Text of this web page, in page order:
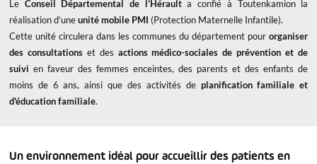
Le Conseil Départemental de l’Héraulta confié à Toutenkamion la
réalisation d’uneunité mobile PMI (Protection Maternelle Infantile).
Cette unité circulera dans les communes du département pourorganiser
des consultationset des actions médico-sociales de prévention et de
suivi en faveur des femmes enceintes, des parents et des enfants de
moins de 6 ans, ainsi que des activités de planification familiale et
d'éducation familiale.
Un environnement idéal pour accueillir des patients en